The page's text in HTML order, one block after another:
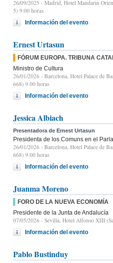
26/09/2025 - Madrid, Hotel Mandarin
5) 9:00 horas
Información del evento
Ernest Urtasun
FÓRUM EUROPA. TRIBUNA
Ministro de Cultura
26/01/2026 - Barcelona, Hotel Palace de
668) 9.00 horas
Información del evento
Jessica Albiach
Presentadora de Ernest Urtasun
Presidenta de los Comuns en el
26/01/2026 - Barcelona, Hotel Palace de
668) 9.00 horas
Información del evento
Juanma Moreno
FORO DE LA NUEVA ECONOMÍA
Presidente de la Junta de Andalucía
07/05/2026 - Sevilla, Hotel Alfonso XIII
Información del evento
Pablo Bustinduy